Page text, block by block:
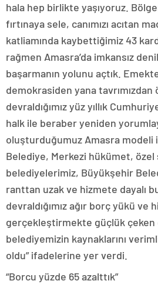
hala hep birlikte yaşıyoruz.
fırtınaya sele, canımızı acıtan
katliamında kaybettiğimiz 43
rağmen Amasra’da imkansız
başarmanın yolunu açtık.
demokrasiden yana
devraldığımız yüz yıllık
halk ile beraber yeniden
oluşturduğumuz Amasra modeli
Belediye, Merkezi hükümet,
belediyelerimiz, Büyükşehir
ranttan uzak ve hizmete dayalı
devraldığımız ağır borç yükü ve
gerçekleştirmekte güçlük çeken
belediyemizin kaynaklarını
oldu” ifadelerine yer verdi.
“Borcu yüzde 65 azalttık”